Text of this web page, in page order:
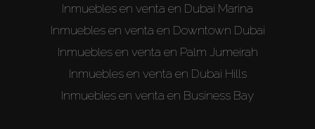
Inmuebles en venta en Dubai Marina
Inmuebles en venta en Downtown Dubai
Inmuebles en venta en Palm Jumeirah
Inmuebles en venta en Dubai Hills
Inmuebles en venta en Business Bay